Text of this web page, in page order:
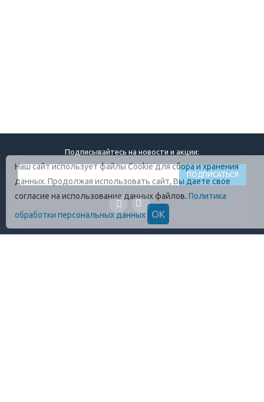
Подписывайтесь на новости и акции:
Наш сайт использует файлы Cookie для сбора и хранения
данных. Продолжая использовать сайт, Вы даете свое
согласие на использование данных файлов. Политика
обработки персональных данных
ОК